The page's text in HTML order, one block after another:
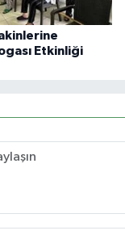
Etkinliği